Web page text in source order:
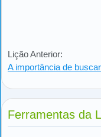
Lição Anterior:
A importância de
Ferramentas da